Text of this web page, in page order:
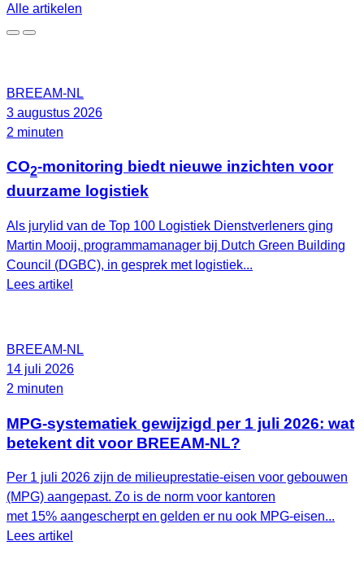
Alle artikelen
BREEAM-NL
3 augustus 2026
2 minuten
CO2-monitoring biedt nieuwe inzichten voor
duurzame logistiek
Als jurylid van de Top 100 Logistiek Dienstverleners ging
Martin Mooij, programmamanager bij Dutch Green Building
Council (DGBC), in gesprek met logistiek...
Lees artikel
BREEAM-NL
14 juli 2026
2 minuten
MPG-systematiek gewijzigd per 1 juli 2026: wat
betekent dit voor BREEAM-NL?
Per 1 juli 2026 zijn de milieuprestatie-eisen voor gebouwen
(MPG) aangepast. Zo is de norm voor kantoren
met 15% aangescherpt en gelden er nu ook MPG-eisen...
Lees artikel